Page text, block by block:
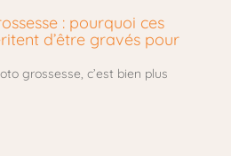
: pourquoi ces
d’être gravés pour
grossesse, c’est bien plus